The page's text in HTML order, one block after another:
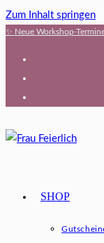
Zum Inhalt springen
✨ Neue Workshop-
SHOP